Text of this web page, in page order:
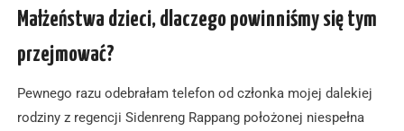
Małżeństwa dzieci, dlaczego powinniśmy się tym
przejmować?
Pewnego razu odebrałam telefon od członka mojej dalekiej
rodziny z regencji Sidenreng Rappang położonej niespełna